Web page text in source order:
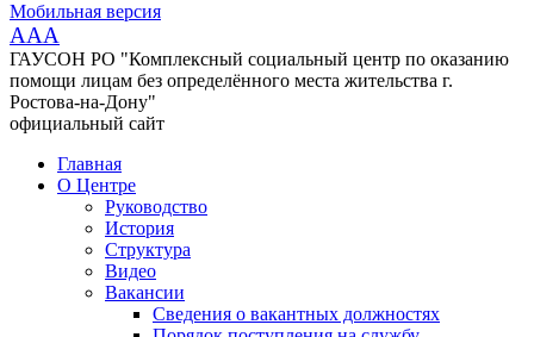
Мобильная версия
AAA
ГАУСОН РО "Комплексный социальный центр по оказанию
помощи лицам без определённого места жительства г.
Ростова-на-Дону"
официальный сайт
Главная
О Центре
Руководство
История
Структура
Видео
Вакансии
Сведения о вакантных должностях